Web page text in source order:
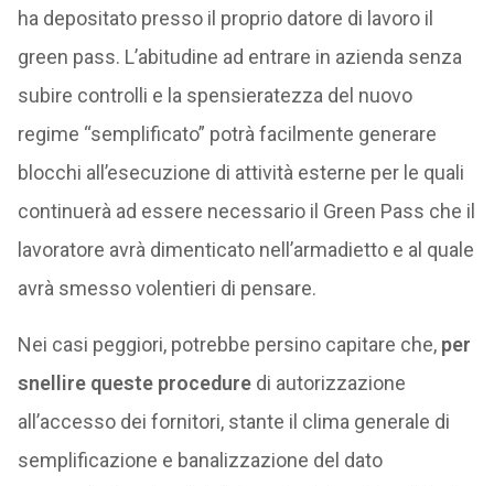
ha depositato presso il proprio datore di lavoro il
green pass. L’abitudine ad entrare in azienda senza
subire controlli e la spensieratezza del nuovo
regime “semplificato” potrà facilmente generare
blocchi all’esecuzione di attività esterne per le quali
continuerà ad essere necessario il Green Pass che il
lavoratore avrà dimenticato nell’armadietto e al quale
avrà smesso volentieri di pensare.
Nei casi peggiori, potrebbe persino capitare che, per
snellire queste proceduredi autorizzazione
all’accesso dei fornitori, stante il clima generale di
semplificazione e banalizzazione del dato